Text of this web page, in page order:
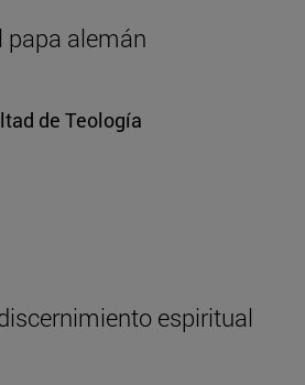
papa alemán
de Teología
espiritual